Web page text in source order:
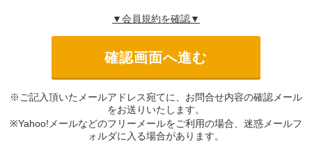
▼会員規約を確認▼
※ご記入頂いたメールアドレス宛てに、お問合せ内容の確認メール
をお送りいたします。
※Yahoo!メールなどのフリーメールをご利用の場合、迷惑メールフ
ォルダに入る場合があります。